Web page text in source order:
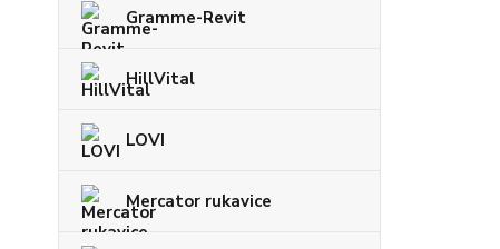
Gramme-Revit
HillVital
LOVI
Mercator rukavice